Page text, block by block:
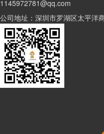
1145972781@qq.com
公司地址：深圳市罗湖区太平洋